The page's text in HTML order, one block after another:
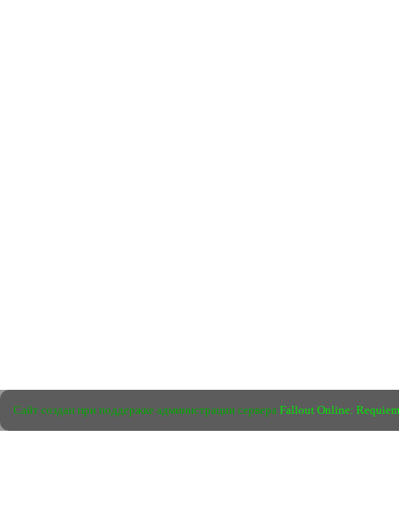
Сайт создан при поддержке администрации сервера Fallout Online: Requiem